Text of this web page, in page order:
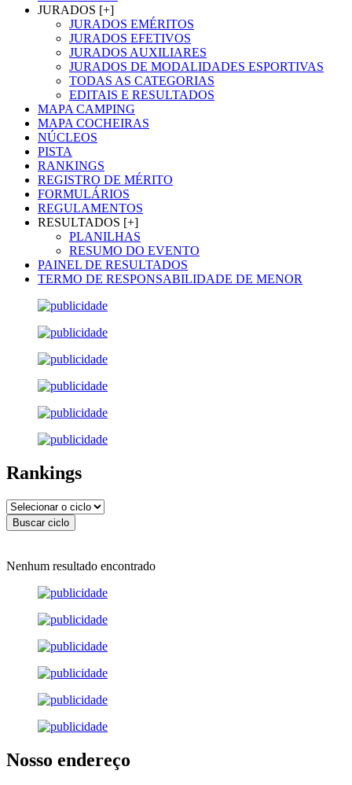
JURADOS [+]
JURADOS EMÉRITOS
JURADOS EFETIVOS
JURADOS AUXILIARES
JURADOS DE MODALIDADES ESPORTIVAS
TODAS AS CATEGORIAS
EDITAIS E RESULTADOS
MAPA CAMPING
MAPA COCHEIRAS
NÚCLEOS
PISTA
RANKINGS
REGISTRO DE MÉRITO
FORMULÁRIOS
REGULAMENTOS
RESULTADOS [+]
PLANILHAS
RESUMO DO EVENTO
PAINEL DE RESULTADOS
TERMO DE RESPONSABILIDADE DE MENOR
Rankings
Nenhum resultado encontrado
Nosso endereço